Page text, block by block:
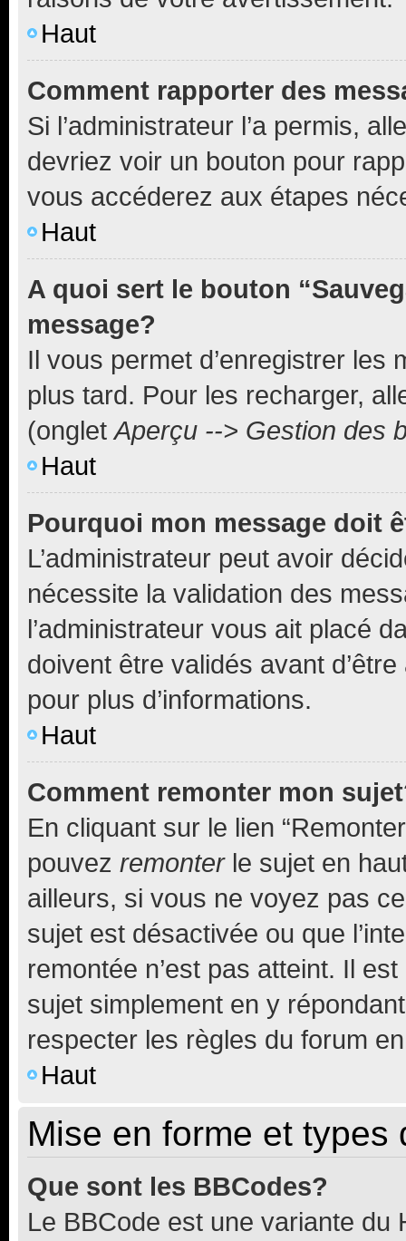
Haut
Comment rapporter des
Si l’administrateur l’a permis,
devriez voir un bouton pour
vous accéderez aux étapes
Haut
A quoi sert le bouton
message?
Il vous permet d’enregistrer
plus tard. Pour les recharger,
(ongletAperçu --> Gestion des
Haut
Pourquoi mon message doit
L’administrateur peut avoir
nécessite la validation des
l’administrateur vous ait placé
doivent être validés avant
pour plus d’informations.
Haut
Comment remonter mon
En cliquant sur le lien
pouvez remonterle sujet en
ailleurs, si vous ne voyez pas
sujet est désactivée ou que
remontée n’est pas atteint. Il
sujet simplement en y
respecter les règles du forum
Haut
Mise en forme et types
Que sont les BBCodes?
Le BBCode est une variante du